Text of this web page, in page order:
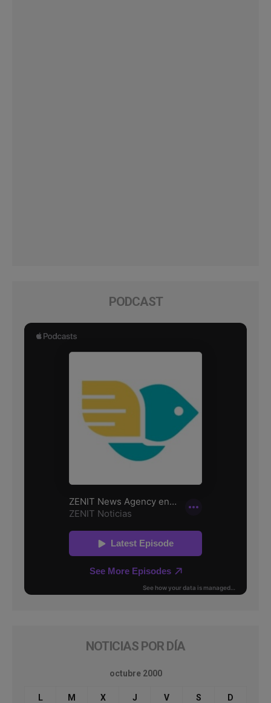
PODCAST
NOTICIAS POR DÍA
octubre 2000
L M X J V S D